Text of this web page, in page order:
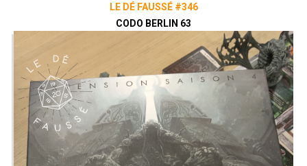
LE DÉ FAUSSÉ #346
CODO BERLIN 63